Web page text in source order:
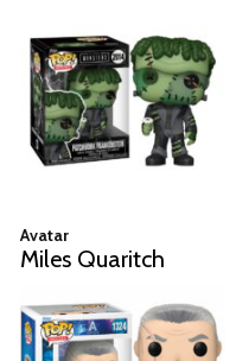
Avatar
Miles Quaritch